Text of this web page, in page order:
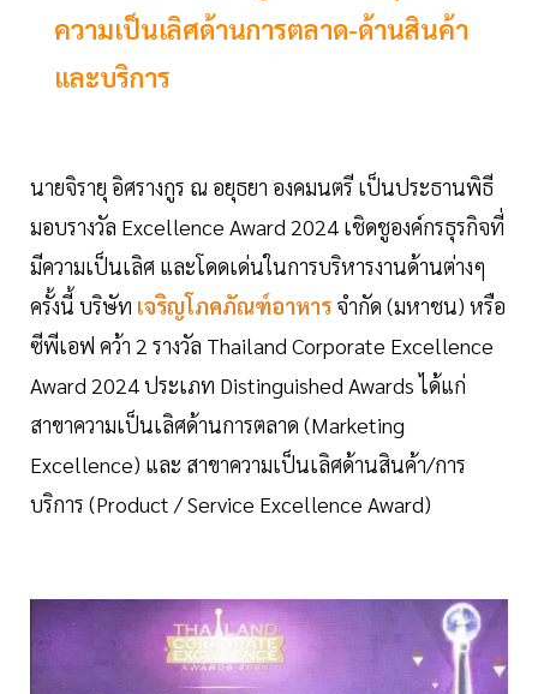
ความเป็นเลิศด้านการตลาด-ด้านสินค้า
และบริการ
นายจิรายุ อิศรางกูร ณ อยุธยา องคมนตรี เป็นประธานพิธี
มอบรางวัล Excellence Award 2024 เชิดชูองค์กรธุรกิจที่
มีความเป็นเลิศ และโดดเด่นในการบริหารงานด้านต่างๆ
ครั้งนี้ บริษัท เจริญโภคภัณฑ์อาหาร จำกัด (มหาชน) หรือ
ซีพีเอฟ คว้า 2 รางวัล Thailand Corporate Excellence
Award 2024 ประเภท Distinguished Awards ได้แก่
สาขาความเป็นเลิศด้านการตลาด (Marketing
Excellence) และ สาขาความเป็นเลิศด้านสินค้า/การ
บริการ (Product / Service Excellence Award)